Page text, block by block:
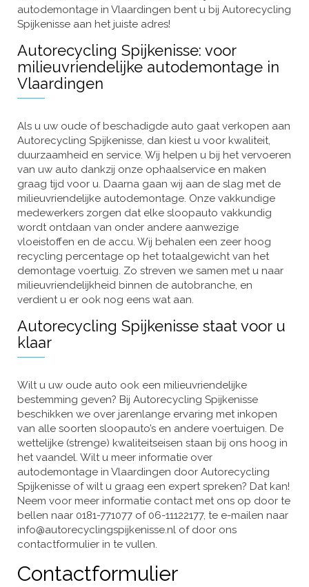
autodemontage in Vlaardingen bent u bij Autorecycling
Spijkenisse aan het juiste adres!
Autorecycling Spijkenisse: voor
milieuvriendelijke autodemontage in
Vlaardingen
Als u uw oude of beschadigde auto gaat verkopen aan
Autorecycling Spijkenisse, dan kiest u voor kwaliteit,
duurzaamheid en service. Wij helpen u bij het vervoeren
van uw auto dankzij onze ophaalservice en maken
graag tijd voor u. Daarna gaan wij aan de slag met de
milieuvriendelijke autodemontage. Onze vakkundige
medewerkers zorgen dat elke sloopauto vakkundig
wordt ontdaan van onder andere aanwezige
vloeistoffen en de accu. Wij behalen een zeer hoog
recycling percentage op het totaalgewicht van het
demontage voertuig. Zo streven we samen met u naar
milieuvriendelijkheid binnen de autobranche, en
verdient u er ook nog eens wat aan.
Autorecycling Spijkenisse staat voor u
klaar
Wilt u uw oude auto ook een milieuvriendelijke
bestemming geven? Bij Autorecycling Spijkenisse
beschikken we over jarenlange ervaring met inkopen
van alle soorten sloopauto’s en andere voertuigen. De
wettelijke (strenge) kwaliteitseisen staan bij ons hoog in
het vaandel. Wilt u meer informatie over
autodemontage in Vlaardingen door Autorecycling
Spijkenisse of wilt u graag een expert spreken? Dat kan!
Neem voor meer informatie contact met ons op door te
bellen naar 0181-771077 of 06-11122177, te e-mailen naar
info@autorecyclingspijkenisse.nl of door ons
contactformulier in te vullen.
Contactformulier